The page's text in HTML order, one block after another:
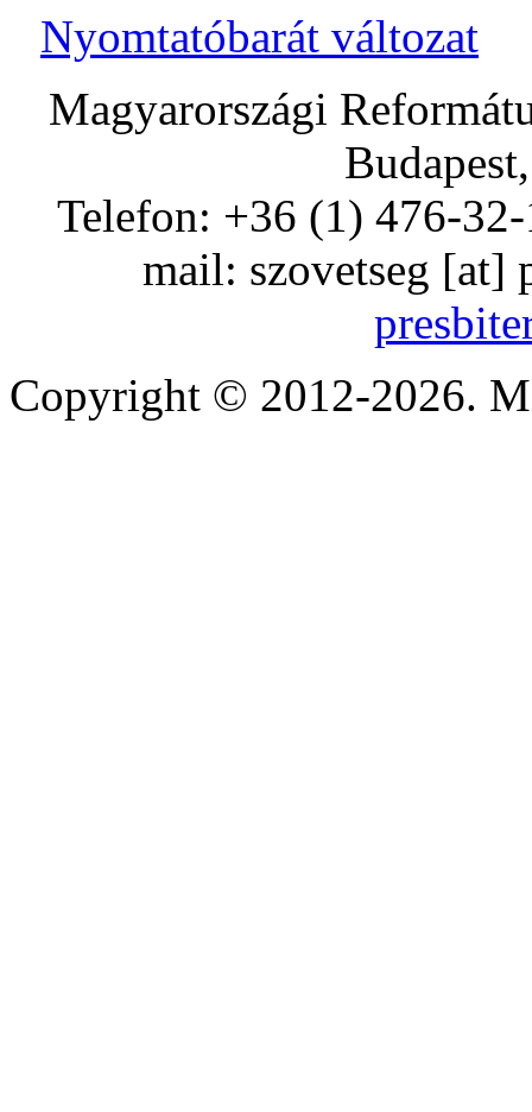
Nyomtatóbarát változat
Magyarországi
Telefon: +36 (1) 476-
mail: szovetseg [at]
Copyright © 2012-2026.